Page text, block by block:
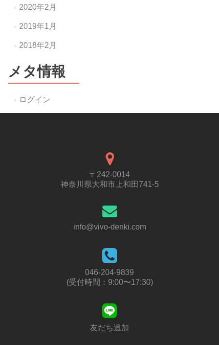
2020年2月
2019年1月
2018年2月
メタ情報
ログイン
〒242-0014
神奈川県大和市上和田741-5
info@vivo-denki.com
046-204-9839
(受付時間：9:00〜17:30)
友だち追加